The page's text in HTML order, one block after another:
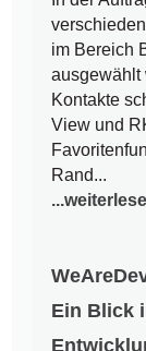
im Bereich
ausgewählt
Kontakte
View und
Rand...
Ein Blick